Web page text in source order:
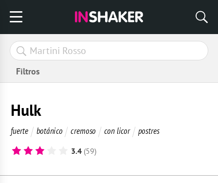
Filtros
Hulk
fuerte botánico cremoso con licor postres
3.4 (59)